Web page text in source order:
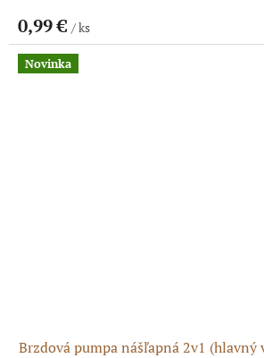
0,99 € / ks
Novinka
Brzdová pumpa nášľapná 2v1 (hlavný